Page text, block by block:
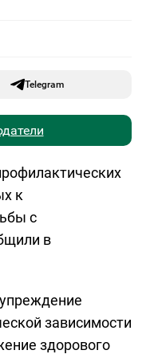
Telegram
к
с
в
зависимости
здорового